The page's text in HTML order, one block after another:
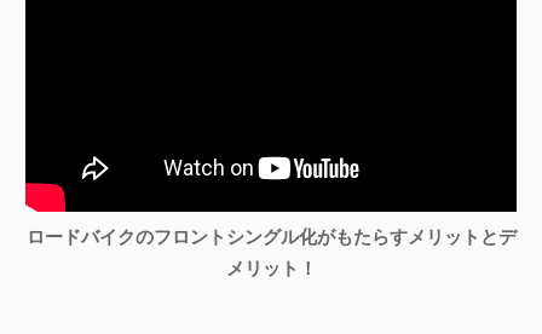
ロードバイクのフロントシングル化がもたらすメリットとデ
メリット！